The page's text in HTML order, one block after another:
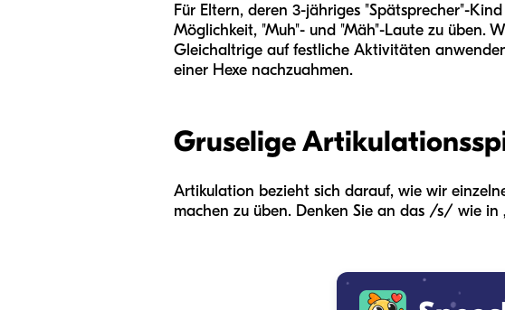
Für Eltern, deren 3-jähriges "Spätsprecher"-
Möglichkeit, "Muh"- und "Mäh"-Laute zu üben.
Gleichaltrige auf festliche Aktivitäten
einer Hexe nachzuahmen.
Gruselige
Artikulation bezieht sich darauf, wie wir
machen zu üben. Denken Sie an das /s/ wie